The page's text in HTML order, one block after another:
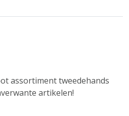
assortiment tweedehands
artikelen!